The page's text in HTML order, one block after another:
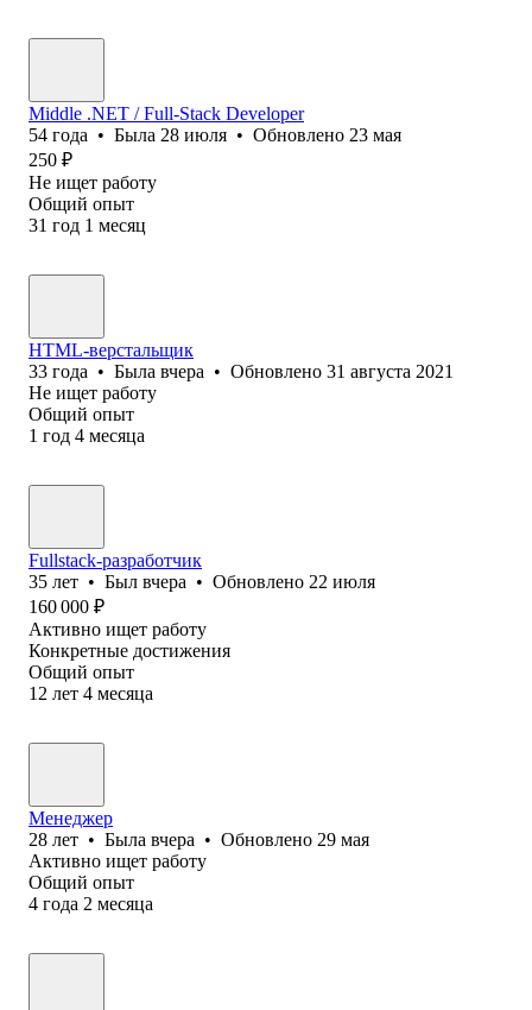
Middle .NET / Full-Stack Developer
54 года • Была 28 июля • Обновлено 23 мая
250 ₽
Не ищет работу
Общий опыт
31 год 1 месяц
HTML-верстальщик
33 года • Была вчера • Обновлено 31 августа 2021
Не ищет работу
Общий опыт
1 год 4 месяца
Fullstack-разработчик
35 лет • Был вчера • Обновлено 22 июля
160 000 ₽
Активно ищет работу
Конкретные достижения
Общий опыт
12 лет 4 месяца
Менеджер
28 лет • Была вчера • Обновлено 29 мая
Активно ищет работу
Общий опыт
4 года 2 месяца